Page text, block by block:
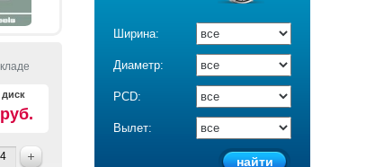
Ширина:
Диаметр:
PCD:
Вылет:
диск